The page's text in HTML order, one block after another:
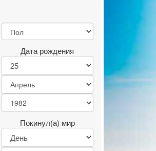
Дата рождения
Покинул(а) мир